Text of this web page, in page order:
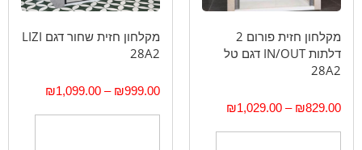
מקלחון חזית פורום 2
דלתות IN/OUT דגם טל
28A2
₪829.00
–
₪1,029.00
מקלחון חזית שחור דגם LIZI
28A2
₪999.00
–
₪1,099.00